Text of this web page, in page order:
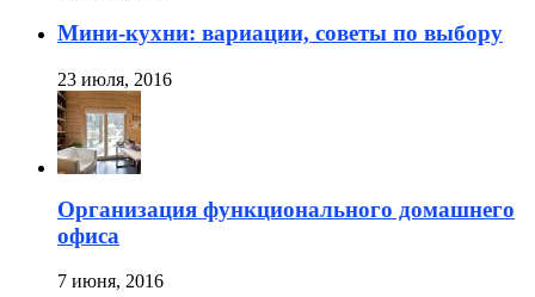
Мини-кухни: вариации, советы по выбору
23 июля, 2016
Организация функционального домашнего
офиса
7 июня, 2016